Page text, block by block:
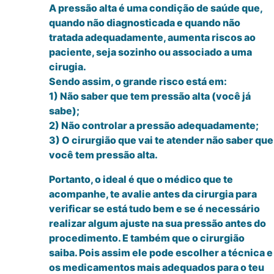
A pressão alta é uma condição de saúde que,
quando não diagnosticada e quando não
tratada adequadamente, aumenta riscos ao
paciente, seja sozinho ou associado a uma
cirugia.
Sendo assim, o grande risco está em:
1) Não saber que tem pressão alta (você já
sabe);
2) Não controlar a pressão adequadamente;
3) O cirurgião que vai te atender não saber que
você tem pressão alta.
Portanto, o ideal é que o médico que te
acompanhe, te avalie antes da cirurgia para
verificar se está tudo bem e se é necessário
realizar algum ajuste na sua pressão antes do
procedimento. E também que o cirurgião
saiba. Pois assim ele pode escolher a técnica e
os medicamentos mais adequados para o teu